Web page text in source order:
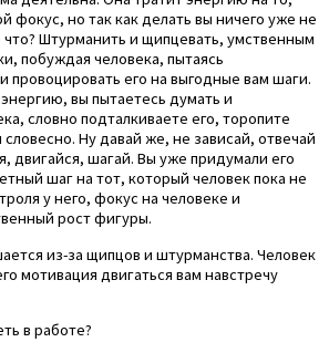
фокус, но так как делать вы ничего уже не
Штурманить и щипцевать, умственным
побуждая человека, пытаясь
провоцировать его на выгодные вам шаги.
вы пытаетесь думать и
словно подталкиваете его, торопите
Ну давай же, не зависай, отвечай
двигайся, шагай. Вы уже придумали его
шаг на тот, который человек пока не
у него, фокус на человеке и
рост фигуры.
из-за щипцов и штурманства. Человек
мотивация двигаться вам навстречу
в работе?